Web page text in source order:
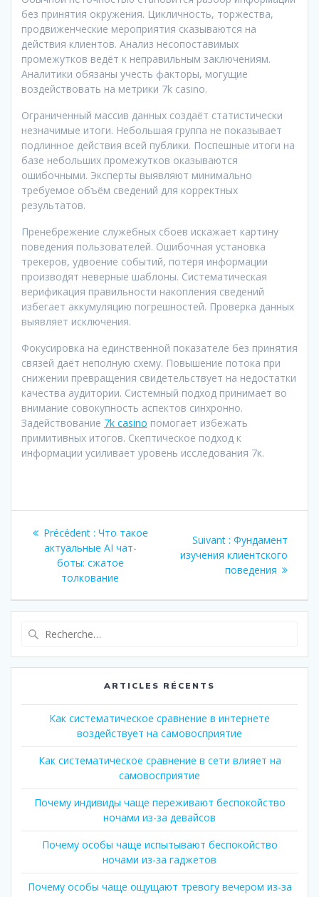
без принятия окружения. Цикличность, торжества,
продвиженческие мероприятия сказываются на
действия клиентов. Анализ несопоставимых
промежутков ведёт к неправильным заключениям.
Аналитики обязаны учесть факторы, могущие
воздействовать на метрики 7k casino.
Ограниченный массив данных создаёт статистически
незначимые итоги. Небольшая группа не показывает
подлинное действия всей публики. Поспешные итоги на
базе небольших промежутков оказываются
ошибочными. Эксперты выявляют минимально
требуемое объём сведений для корректных
результатов.
Пренебрежение служебных сбоев искажает картину
поведения пользователей. Ошибочная установка
трекеров, удвоение событий, потеря информации
производят неверные шаблоны. Систематическая
верификация правильности накопления сведений
избегает аккумуляцию погрешностей. Проверка данных
выявляет исключения.
Фокусировка на единственной показателе без принятия
связей даёт неполную схему. Повышение потока при
снижении превращения свидетельствует на недостатки
качества аудитории. Системный подход принимает во
внимание совокупность аспектов синхронно.
Задействование 7k casino помогает избежать
примитивных итогов. Скептическое подход к
информации усиливает уровень исследования 7к.
Navigation
l’article
Précédent : Article
précédent
:
Что такое
актуальные AI чат-
боты: сжатое
толкование
Suivant : Article
suivant
:
Фундамент
изучения клиентского
поведения
:
ARTICLES RÉCENTS
Как систематическое сравнение в интернете
воздействует на самовосприятие
Как систематическое сравнение в сети влияет на
самовосприятие
Почему индивиды чаще переживают беспокойство
ночами из-за девайсов
Почему особы чаще испытывают беспокойство
ночами из-за гаджетов
Почему особы чаще ощущают тревогу вечером из-за